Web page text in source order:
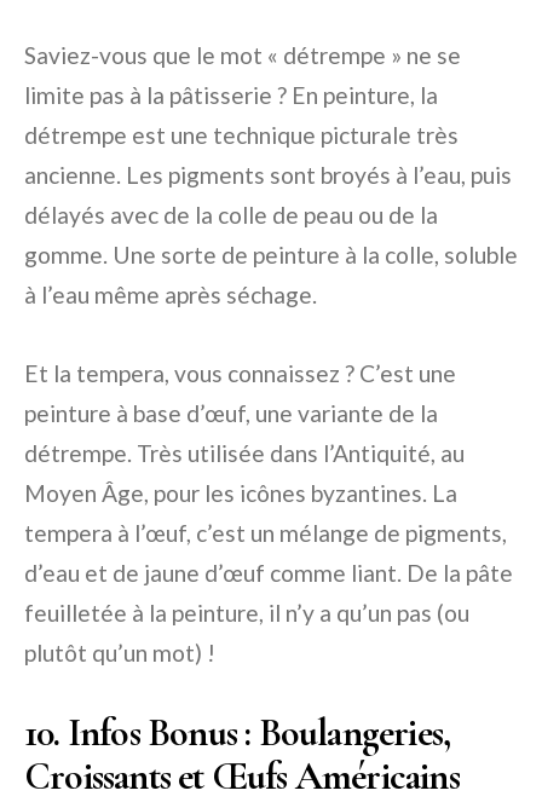
Saviez-vous que le mot « détrempe » ne se
limite pas à la pâtisserie ? En peinture, la
détrempe est une technique picturale très
ancienne. Les pigments sont broyés à l’eau, puis
délayés avec de la colle de peau ou de la
gomme. Une sorte de peinture à la colle, soluble
à l’eau même après séchage.
Et la tempera, vous connaissez ? C’est une
peinture à base d’œuf, une variante de la
détrempe. Très utilisée dans l’Antiquité, au
Moyen Âge, pour les icônes byzantines. La
tempera à l’œuf, c’est un mélange de pigments,
d’eau et de jaune d’œuf comme liant. De la pâte
feuilletée à la peinture, il n’y a qu’un pas (ou
plutôt qu’un mot) !
10. Infos Bonus : Boulangeries,
Croissants et Œufs Américains